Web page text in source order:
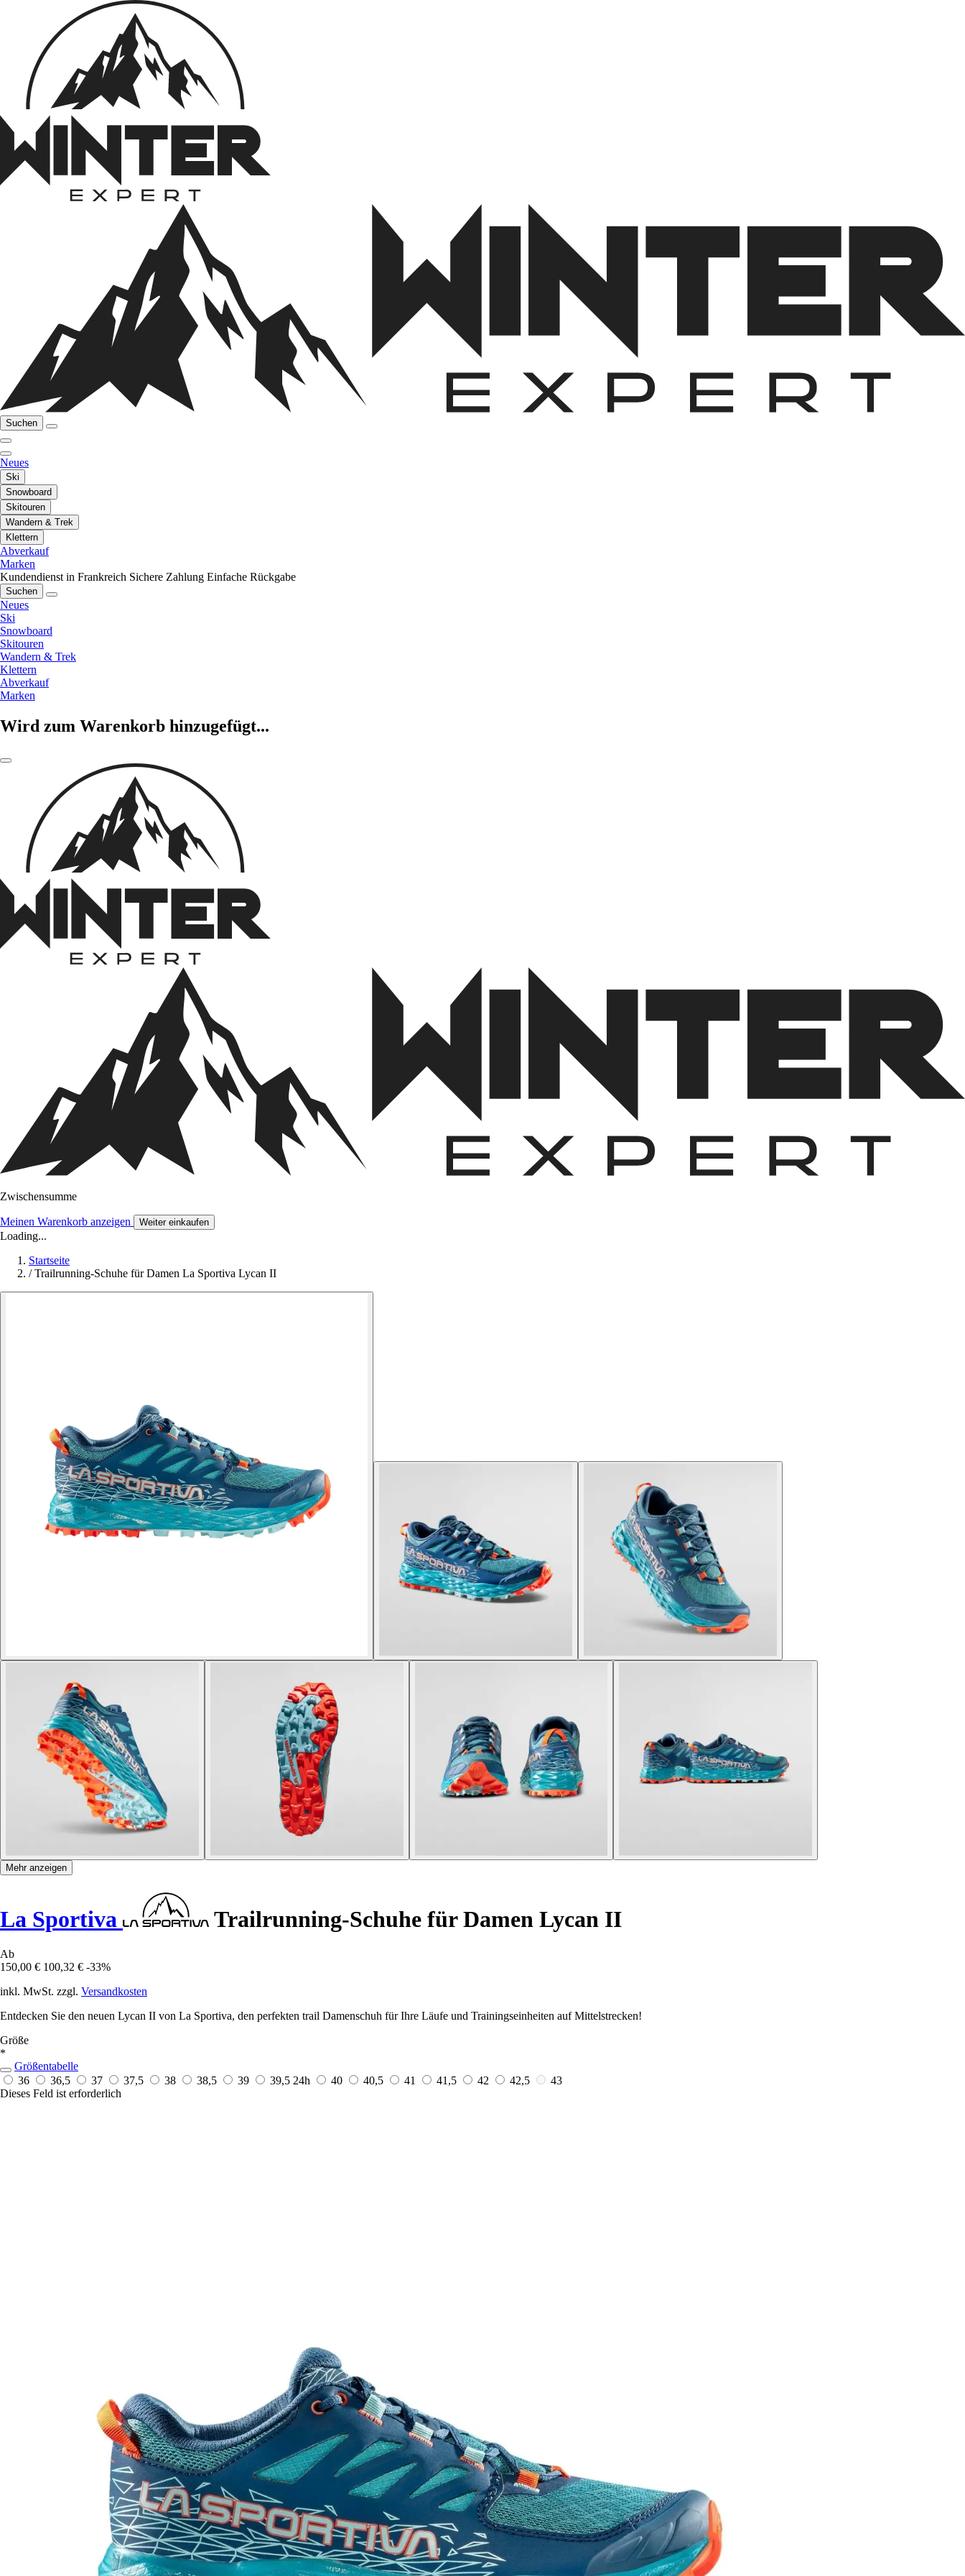
Suchen
Neues
Ski
Snowboard
Skitouren
Wandern & Trek
Klettern
Abverkauf
Marken
Kundendienst in Frankreich Sichere Zahlung Einfache Rückgabe
Suchen
Neues
Ski
Snowboard
Skitouren
Wandern & Trek
Klettern
Abverkauf
Marken
Wird zum Warenkorb hinzugefügt...
Zwischensumme
Meinen Warenkorb anzeigen Weiter einkaufen
Loading...
Startseite
/ Trailrunning-Schuhe für Damen La Sportiva Lycan II
Mehr anzeigen
La Sportiva Trailrunning-Schuhe für Damen Lycan II
Ab
150,00 € 100,32 € -33%
inkl. MwSt. zzgl. Versandkosten
Entdecken Sie den neuen Lycan II von La Sportiva, den perfekten trail Damenschuh für Ihre Läufe und Trainingseinheiten auf Mittelstrecken!
Größe
*
Größentabelle
36
36,5 37 37,5 38 38,5 39 39,5 24h 40 40,5 41 41,5 42 42,5
43
Dieses Feld ist erforderlich